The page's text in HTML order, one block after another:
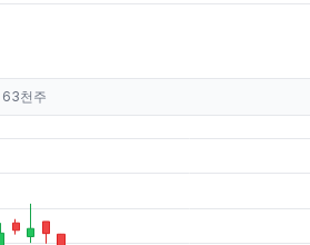
63천주